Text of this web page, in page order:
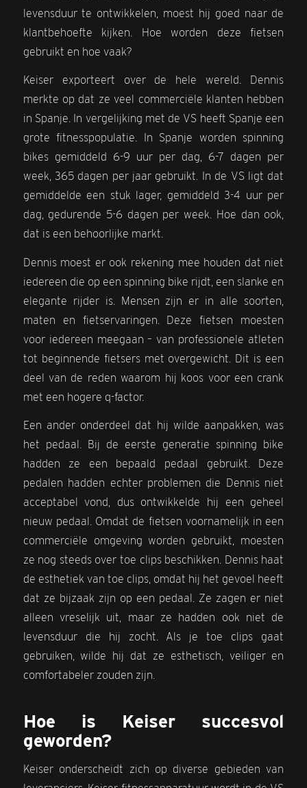
levensduur te ontwikkelen, moest hij goed naar de
klantbehoefte kijken. Hoe worden deze fietsen
gebruikt en hoe vaak?
Keiser exporteert over de hele wereld. Dennis
merkte op dat ze veel commerciële klanten hebben
in Spanje. In vergelijking met de VS heeft Spanje een
grote fitnesspopulatie. In Spanje worden spinning
bikes gemiddeld 6-9 uur per dag, 6-7 dagen per
week, 365 dagen per jaar gebruikt. In de VS ligt dat
gemiddelde een stuk lager, gemiddeld 3-4 uur per
dag, gedurende 5-6 dagen per week. Hoe dan ook,
dat is een behoorlijke markt.
Dennis moest er ook rekening mee houden dat niet
iedereen die op een spinning bike rijdt, een slanke en
elegante rijder is. Mensen zijn er in alle soorten,
maten en fietservaringen. Deze fietsen moesten
voor iedereen meegaan – van professionele atleten
tot beginnende fietsers met overgewicht. Dit is een
deel van de reden waarom hij koos voor een crank
met een hogere q-factor.
Een ander onderdeel dat hij wilde aanpakken, was
het pedaal. Bij de eerste generatie spinning bike
hadden ze een bepaald pedaal gebruikt. Deze
pedalen hadden echter problemen die Dennis niet
acceptabel vond, dus ontwikkelde hij een geheel
nieuw pedaal. Omdat de fietsen voornamelijk in een
commerciële omgeving worden gebruikt, moesten
ze nog steeds over toe clips beschikken. Dennis haat
de esthetiek van toe clips, omdat hij het gevoel heeft
dat ze bijzaak zijn op een pedaal. Ze zagen er niet
alleen vreselijk uit, maar ze hadden ook niet de
levensduur die hij zocht. Als je toe clips gaat
gebruiken, wilde hij dat ze esthetisch, veiliger en
comfortabeler zouden zijn.
Hoe is Keiser succesvol
geworden?
Keiser onderscheidt zich op diverse gebieden van